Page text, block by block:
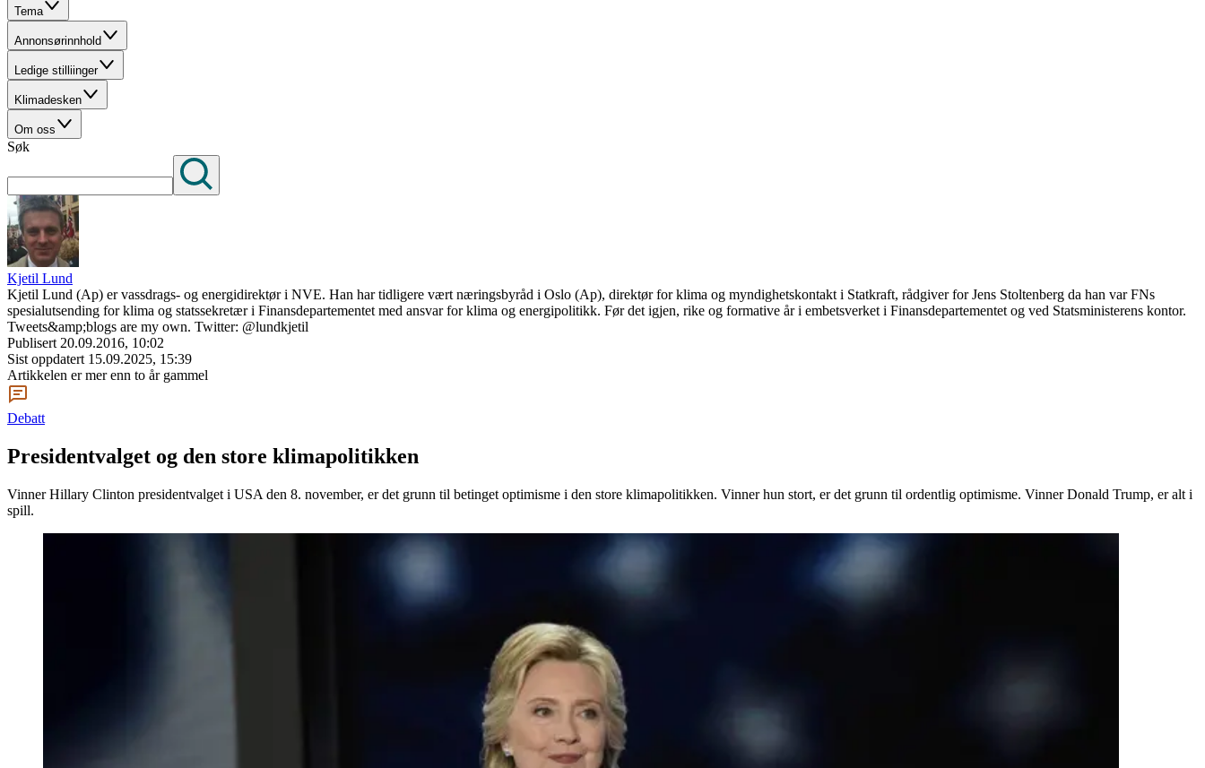
Tema
Annonsørinnhold
Ledige stilliinger
Klimadesken
Om oss
Søk
Kjetil Lund
Kjetil Lund (Ap) er vassdrags- og energidirektør i NVE. Han har tidligere vært næringsbyråd i Oslo (Ap), direktør for klima og myndighetskontakt i Statkraft, rådgiver for Jens Stoltenberg da han var FNs
spesialutsending for klima og statssekretær i Finansdepartementet med ansvar for klima og energipolitikk. Før det igjen, rike og formative år i embetsverket i Finansdepartementet og ved Statsministerens kontor.
Tweets&amp;blogs are my own. Twitter: @lundkjetil
Publisert 20.09.2016, 10:02
Sist oppdatert 15.09.2025, 15:39
Artikkelen er mer enn to år gammel
Debatt
Presidentvalget og den store klimapolitikken
Vinner Hillary Clinton presidentvalget i USA den 8. november, er det grunn til betinget optimisme i den store klimapolitikken. Vinner hun stort, er det grunn til ordentlig optimisme. Vinner Donald Trump, er alt i
spill.